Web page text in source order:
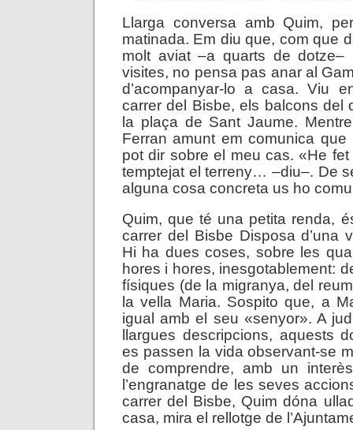
Llarga conversa amb Quim,
matinada. Em diu que, com que
molt aviat –a quarts de dotze–
visites, no pensa pas anar al
d’acompanyar-lo a casa. Viu
carrer del Bisbe, els balcons del
la plaça de Sant Jaume.
Ferran amunt em comunica
pot dir sobre el meu cas. «He
temptejat el terreny… –diu–. De
alguna cosa concreta us ho
Quim, que té una petita renda,
carrer del Bisbe Disposa d’una
Hi ha dues coses, sobre les
hores i hores, inesgotablement:
físiques (de la migranya, del
la vella Maria. Sospito que, a
igual amb el seu «senyor». A
llargues descripcions, aquests
es passen la vida observant-se
de comprendre, amb un
l’engranatge de les seves
carrer del Bisbe, Quim dóna
casa, mira el rellotge de